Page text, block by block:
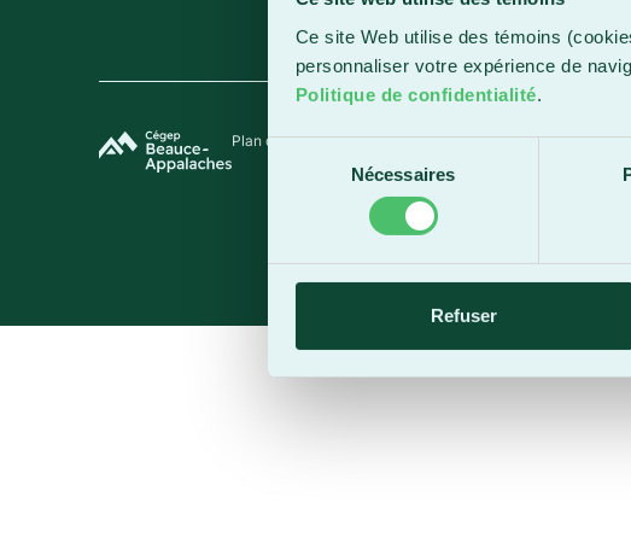
Ce site Web utilise des témoins
personnaliser votre expérience de
Politique de confidentialité.
Sélection
consentement
Nécessaires
Refuser
Plan du siteTermes et conditionsPolitique de confidentialité